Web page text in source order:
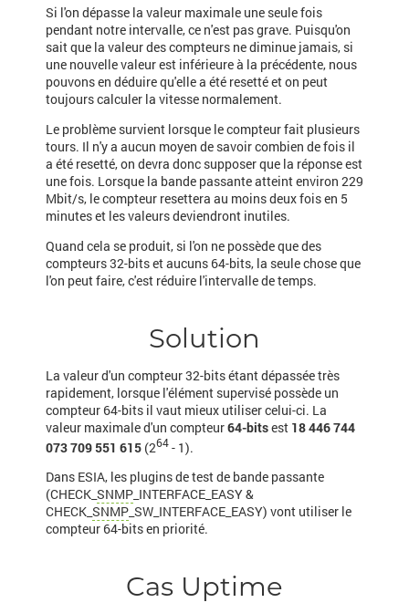
Si l'on dépasse la valeur maximale une seule fois
pendant notre intervalle, ce n'est pas grave. Puisqu'on
sait que la valeur des compteurs ne diminue jamais, si
une nouvelle valeur est inférieure à la précédente, nous
pouvons en déduire qu'elle a été resetté et on peut
toujours calculer la vitesse normalement.
Le problème survient lorsque le compteur fait plusieurs
tours. Il n'y a aucun moyen de savoir combien de fois il
a été resetté, on devra donc supposer que la réponse est
une fois. Lorsque la bande passante atteint environ 229
Mbit/s, le compteur resettera au moins deux fois en 5
minutes et les valeurs deviendront inutiles.
Quand cela se produit, si l'on ne possède que des
compteurs 32-bits et aucuns 64-bits, la seule chose que
l'on peut faire, c'est réduire l'intervalle de temps.
Solution
La valeur d'un compteur 32-bits étant dépassée très
rapidement, lorsque l'élément supervisé possède un
compteur 64-bits il vaut mieux utiliser celui-ci. La
valeur maximale d'un compteur64-bitsest 18 446 744
073 709 551 615 (264 - 1).
Dans ESIA, les plugins de test de bande passante
(CHECK_ SNMP _INTERFACE_EASY &
CHECK_ SNMP _SW_INTERFACE_EASY) vont utiliser le
compteur 64-bits en priorité.
Cas Uptime